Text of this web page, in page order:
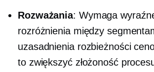
Rozważania: Wymaga
rozróżnienia między
uzasadnienia rozbieżności
to zwiększyć złożoność